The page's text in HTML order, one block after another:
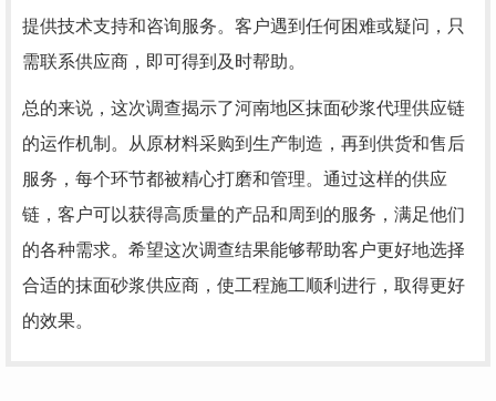
提供技术支持和咨询服务。客户遇到任何困难或疑问，只
需联系供应商，即可得到及时帮助。
总的来说，这次调查揭示了河南地区抹面砂浆代理供应链
的运作机制。从原材料采购到生产制造，再到供货和售后
服务，每个环节都被精心打磨和管理。通过这样的供应
链，客户可以获得高质量的产品和周到的服务，满足他们
的各种需求。希望这次调查结果能够帮助客户更好地选择
合适的抹面砂浆供应商，使工程施工顺利进行，取得更好
的效果。